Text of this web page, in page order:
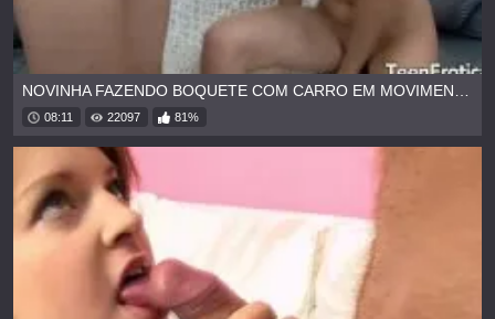
NOVINHA FAZENDO BOQUETE COM CARRO EM MOVIMENTO
08:11 22097 81%